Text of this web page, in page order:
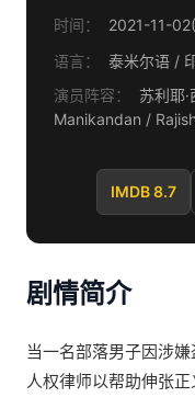
时间：
2021-11-
语言：
泰米尔语 /
演员阵容：
苏利耶·西瓦
Manikandan / Rajisha Vijayan / 普拉卡什·拉贾 / Rao
Jayaprakash / Sibi Thomas / Ilavarasu / Jayarao /
Sujatha Sivakumar / Ravi Venkatraman / Tamizh /
Padmapriya
IMDB 8.7
剧情简介
当一名部落男子因涉
人权律师以帮助伸张正